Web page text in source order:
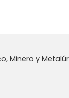
Minero y